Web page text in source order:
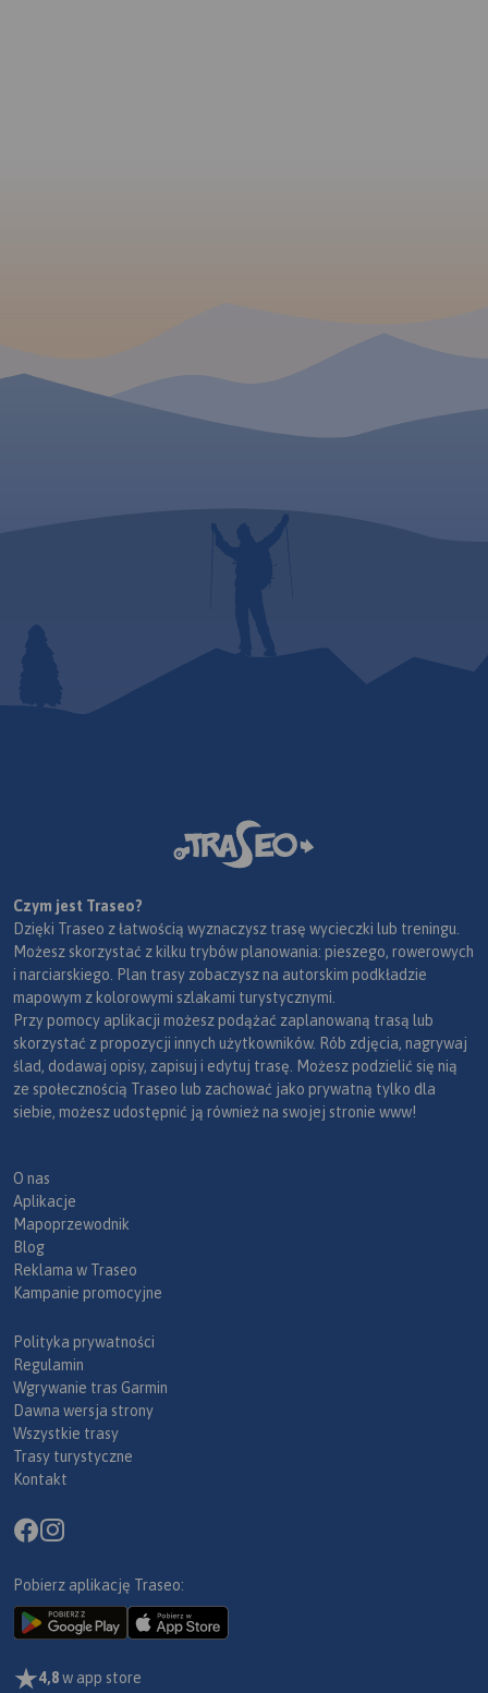
Czym jest Traseo?
Dzięki Traseo z łatwością wyznaczysz trasę wycieczki lub treningu.
Możesz skorzystać z kilku trybów planowania: pieszego, rowerowych
i narciarskiego. Plan trasy zobaczysz na autorskim podkładzie
mapowym z kolorowymi szlakami turystycznymi.
Przy pomocy aplikacji możesz podążać zaplanowaną trasą lub
skorzystać z propozycji innych użytkowników. Rób zdjęcia, nagrywaj
ślad, dodawaj opisy, zapisuj i edytuj trasę. Możesz podzielić się nią
ze społecznością Traseo lub zachować jako prywatną tylko dla
siebie, możesz udostępnić ją również na swojej stronie www!
O nas
Aplikacje
Mapoprzewodnik
Blog
Reklama w Traseo
Kampanie promocyjne
Polityka prywatności
Regulamin
Wgrywanie tras Garmin
Dawna wersja strony
Wszystkie trasy
Trasy turystyczne
Kontakt
Pobierz aplikację Traseo:
4,8w app store